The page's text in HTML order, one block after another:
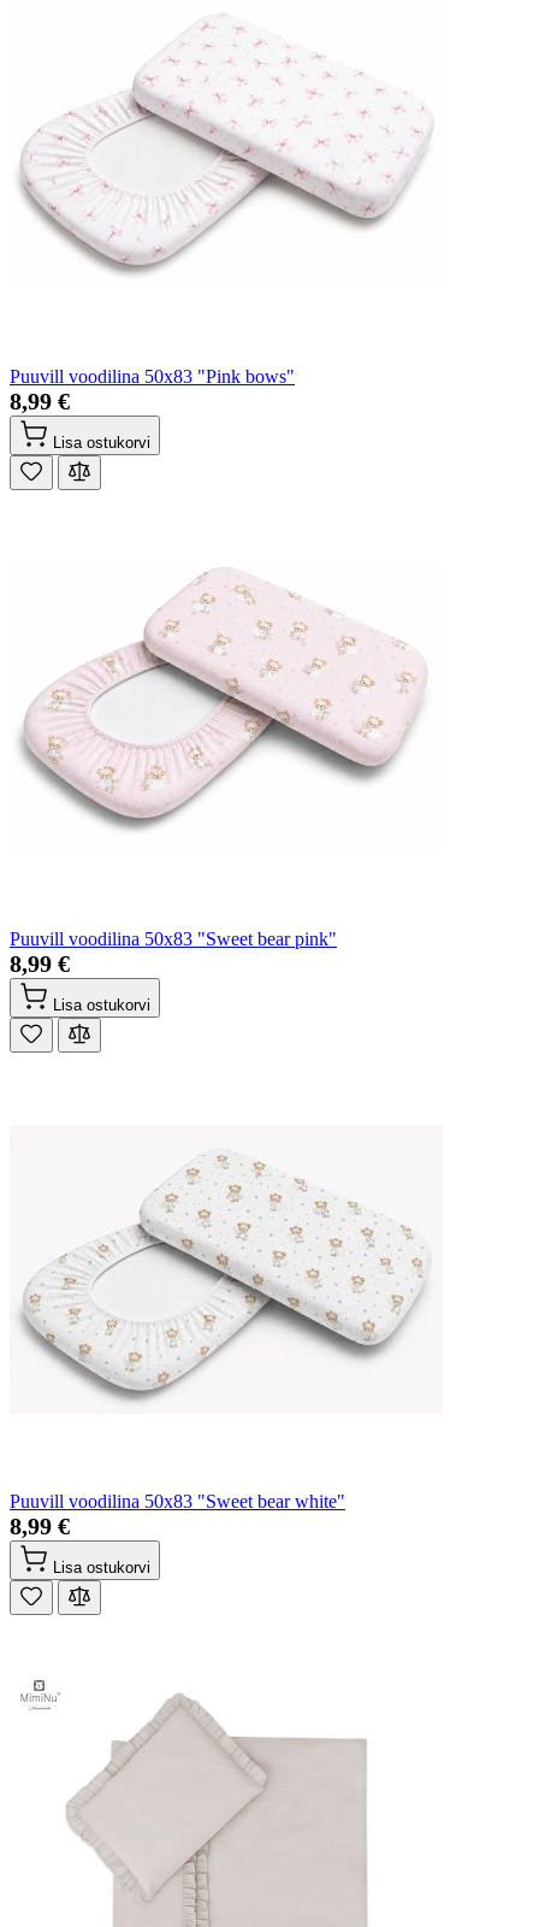
Puuvill voodilina 50x83 "Pink bows"
8,99 €
Lisa ostukorvi
Puuvill voodilina 50x83 "Sweet bear pink"
8,99 €
Lisa ostukorvi
Puuvill voodilina 50x83 "Sweet bear white"
8,99 €
Lisa ostukorvi